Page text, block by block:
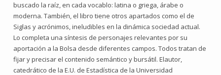
buscado la raíz, en cada vocablo: latina o griega, árabe o
moderna. También, el libro tiene otros apartados como el de
Siglas y acrónimos, ineludibles en la dinámica sociedad actual.
Lo completa una síntesis de personajes relevantes por su
aportación a la Bolsa desde diferentes campos. Todos tratan de
fijar y precisar el contenido semántico y bursátil. Elautor,
catedrático de la E.U. de Estadística de la Universidad